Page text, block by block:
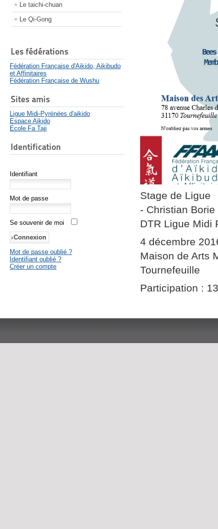
Le taichi-chuan
Le Qi-Gong
Les fédérations
Fédération Française d'Aikido, Aikibudo
et Affinitaires
Fédération Française de Wushu
Sites amis
Ligue Midi-Pyrénées d'aikido
Espace Aikido
Ecole Fa Taji
Identification
Identifiant
Mot de passe
Se souvenir de moi
Mot de passe oublié ?
Identifiant oublié ?
Créer un compte
Stage de Ligue
- Christian
DTR Ligue Midi
4 décembre
Maison de Arts
Tournefeuille
Participation :